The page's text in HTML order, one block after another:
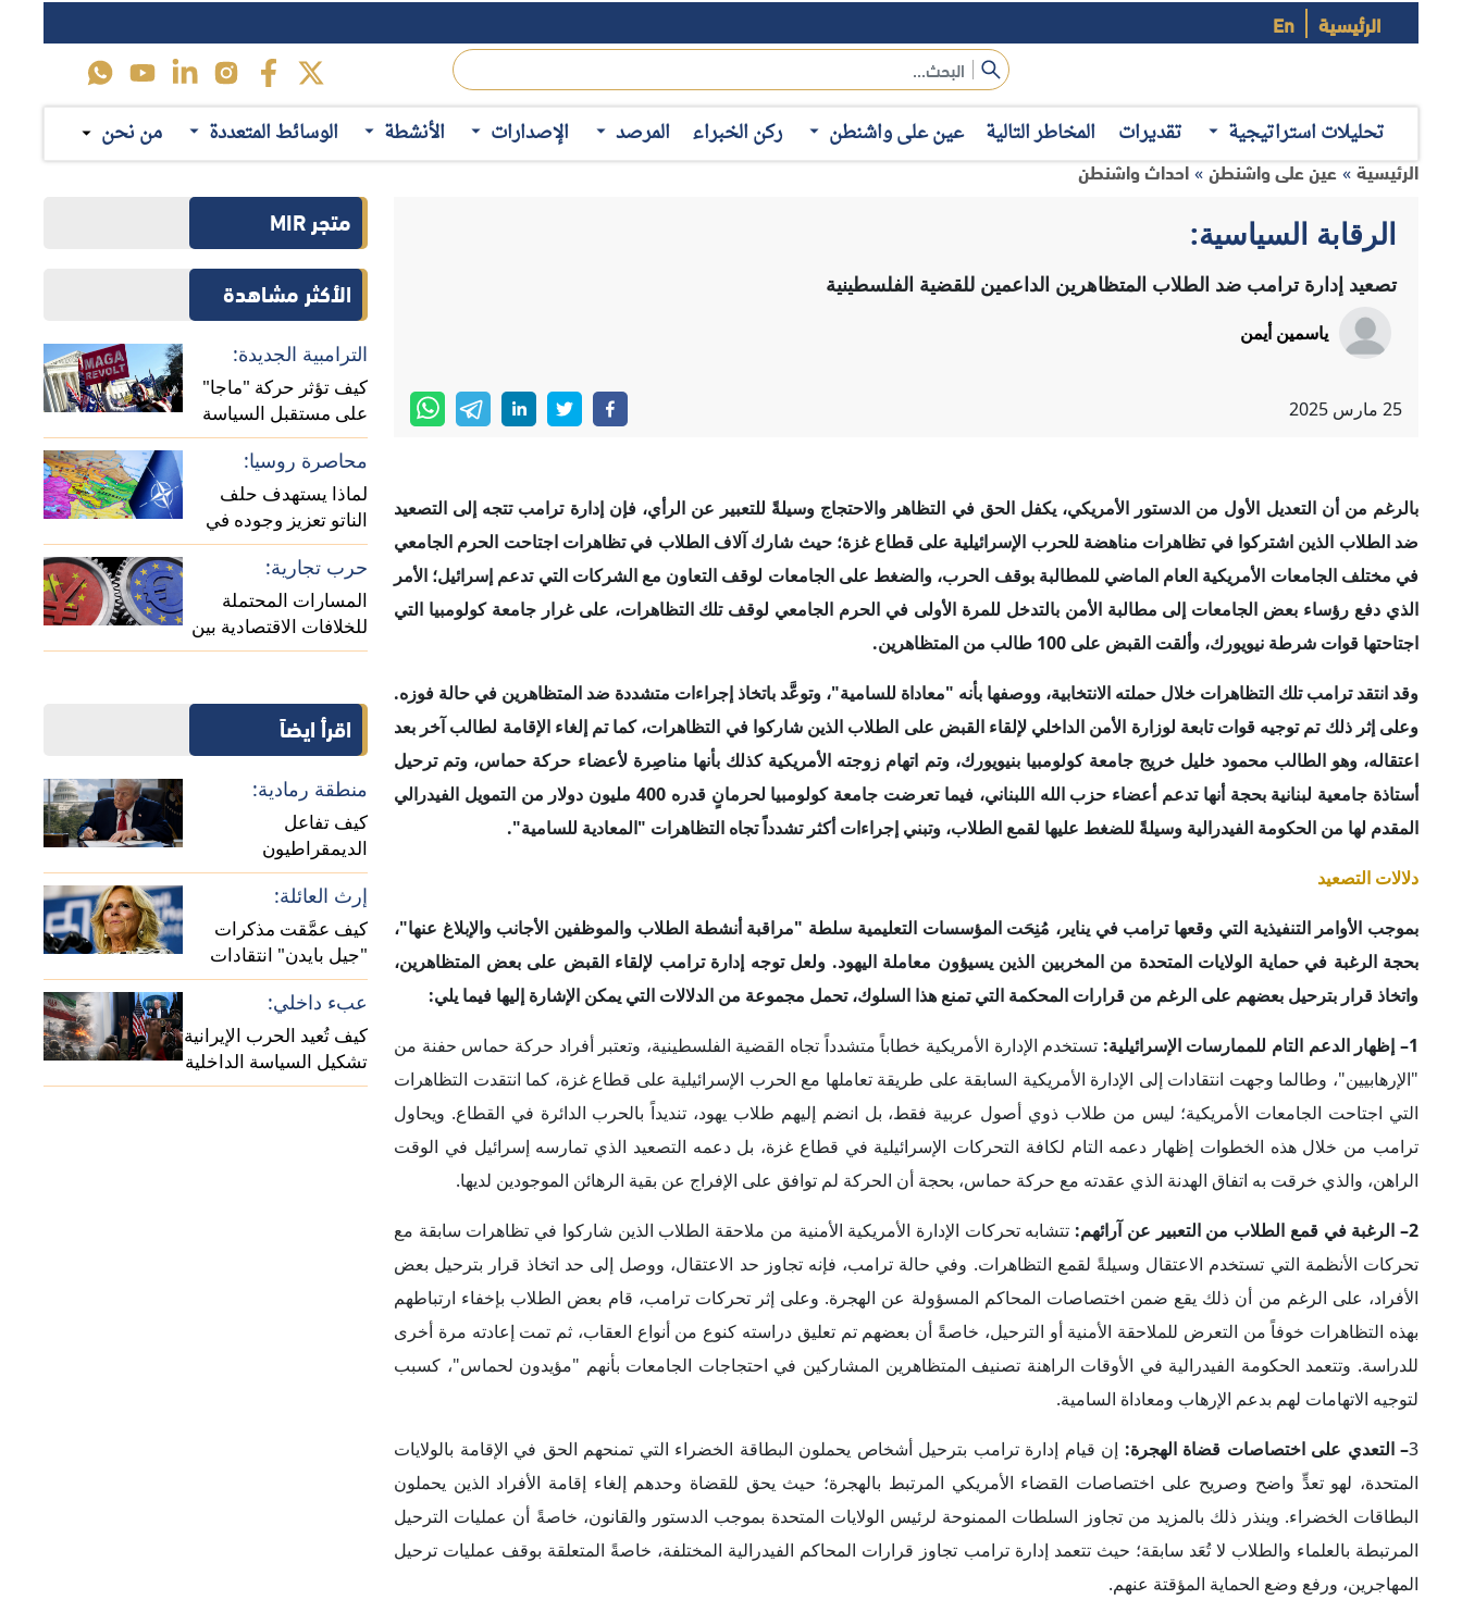
الرئيسية En
تحليلات استراتيجية تقديرات المخاطر التالية عين على واشنطن ركن الخبراء المرصد الإصدارات الأنشطة الوسائط المتعددة من نحن
بالرغم من أن التعديل الأول من الدستور الأمريكي، يكفل الحق في التظاهر والاحتجاج وسيلةً للتعبير عن الرأي، فإن إدارة ترامب تتجه إلى التصعيد
ضد الطلاب الذين اشتركوا في تظاهرات مناهضة للحرب الإسرائيلية على قطاع غزة؛ حيث شارك آلاف الطلاب في تظاهرات اجتاحت الحرم الجامعي
في مختلف الجامعات الأمريكية العام الماضي للمطالبة بوقف الحرب، والضغط على الجامعات لوقف التعاون مع الشركات التي تدعم إسرائيل؛ الأمر
اجتاحتها قوات شرطة نيويورك، وألقت القبض على 100 طالب من المتظاهرين.
وقد انتقد ترامب تلك التظاهرات خلال حملته الانتخابية، ووصفها بأنه "معاداة للسامية"، وتوعَّد باتخاذ إجراءات متشددة ضد المتظاهرين في حالة فوزه.
وعلى إثر ذلك تم توجيه قوات تابعة لوزارة الأمن الداخلي لإلقاء القبض على الطلاب الذين شاركوا في التظاهرات، كما تم إلغاء الإقامة لطالب آخر بعد
اعتقاله، وهو الطالب محمود خليل خريج جامعة كولومبيا بنيويورك، وتم اتهام زوجته الأمريكية كذلك بأنها مناصِرة لأعضاء حركة حماس، وتم ترحيل
دلالات التصعيد
بحجة الرغبة في حماية الولايات المتحدة من المخربين الذين يسيؤون معاملة اليهود. ولعل توجه إدارة ترامب لإلقاء القبض على بعض المتظاهرين،
واتخاذ قرار بترحيل بعضهم على الرغم من قرارات المحكمة التي تمنع هذا السلوك، تحمل مجموعة من الدلالات التي يمكن الإشارة إليها فيما يلي:
1– إظهار الدعم التام للممارسات الإسرائيلية:
تستخدم الإدارة الأمريكية خطاباً متشدداً تجاه القضية الفلسطينية، وتعتبر أفراد حركة حماس حفنة من
"الإرهابيين"، وطالما وجهت انتقادات إلى الإدارة الأمريكية السابقة على طريقة تعاملها مع الحرب الإسرائيلية على قطاع غزة، كما انتقدت التظاهرات
التي اجتاحت الجامعات الأمريكية؛ ليس من طلاب ذوي أصول عربية فقط، بل انضم إليهم طلاب يهود، تنديداً بالحرب الدائرة في القطاع. ويحاول
ترامب من خلال هذه الخطوات إظهار دعمه التام لكافة التحركات الإسرائيلية في قطاع غزة، بل دعمه التصعيد الذي تمارسه إسرائيل في الوقت
الراهن، والذي خرقت به اتفاق الهدنة الذي عقدته مع حركة حماس، بحجة أن الحركة لم توافق على الإفراج عن بقية الرهائن الموجودين لديها.
2– الرغبة في قمع الطلاب من التعبير عن آرائهم:
تتشابه تحركات الإدارة الأمريكية الأمنية من ملاحقة الطلاب الذين شاركوا في تظاهرات سابقة مع
تحركات الأنظمة التي تستخدم الاعتقال وسيلةً لقمع التظاهرات. وفي حالة ترامب، فإنه تجاوز حد الاعتقال، ووصل إلى حد اتخاذ قرار بترحيل بعض
الأفراد، على الرغم من أن ذلك يقع ضمن اختصاصات المحاكم المسؤولة عن الهجرة. وعلى إثر تحركات ترامب، قام بعض الطلاب بإخفاء ارتباطهم
بهذه التظاهرات خوفاً من التعرض للملاحقة الأمنية أو الترحيل، خاصةً أن بعضهم تم تعليق دراسته كنوع من أنواع العقاب، ثم تمت إعادته مرة أخرى
لتوجيه الاتهامات لهم بدعم الإرهاب ومعاداة السامية.
3– التعدي على اختصاصات قضاة الهجرة:إن قيام إدارة ترامب بترحيل أشخاص يحملون البطاقة الخضراء التي تمنحهم الحق في الإقامة بالولايات
البطاقات الخضراء. وينذر ذلك بالمزيد من تجاوز السلطات الممنوحة لرئيس الولايات المتحدة بموجب الدستور والقانون، خاصةً أن عمليات الترحيل
المرتبطة بالعلماء والطلاب لا تُعَد سابقة؛ حيث تتعمد إدارة ترامب تجاوز قرارات المحاكم الفيدرالية المختلفة، خاصةً المتعلقة بوقف عمليات ترحيل
المهاجرين، ورفع وضع الحماية المؤقتة عنهم.
4– فقدان الولايات المتحدة أداة رئيسية من أدوات قوتها الناعمة:
من شأن التضييق الأمني على الطلاب، وعدم إعطائهم المجال لإبداء آرائهم، أن
مساهمةً من خلال ذلك في نشر الثقافة والقيم الأمريكية، وهو أمر قد يحد الطلاب فيما بعد من التقدم للحصول على مِنَح للدراسة في الولايات
المتحدة، خاصةً أن هناك طالبة كانت تدرس في جامعة كولومبيا، وحينما تعرضت للملاحقة الأمنية عبر إلغاء إقامتها الدراسية، فرت إلى كندا، وهو ما
عدَّته وزارة الأمن الداخلي "ترحيلاً ذاتياً" لم تتدخل هي فيه.
5– إقامة المزيد من الدعاوى القضائية على إدارة ترامب:
حققت إدارة ترامب أرقاماً قياسية في عدد الدعاوى القضائية المرفوعة ضدها في مختلف
المحاكم الفيدرالية الأمريكية خلال هذه المدة الوجيزة. ومن شأن توسع عمليات استهداف وترحيل الطلاب من الولايات المتحدة، أن تشجع العديد منهم
قضائية "للطعن في دستورية الأوامر التنفيذية" التي يصدرها الرئيس ترامب.
6– خلط الإدارة الأمريكية بين الدعم الأيديولوجي والمالي:
تدلل خطوات إدارة ترامب على وجود خلط بين الدعم المالي المقدم لجماعة إرهابية والدعم
الأيديولوجي الذي من الصعب إثباته بشكل يقيني؛ حيث إنه قانونياً يجب معاقبة الأشخاص الذين يتقدمون بالدعم المالي، لكن فكرة الدعم الأيديولوجي
أمر غير مفسر قانونياً؛ لأنه في هذه الحالة هناك العديد من الأمريكيين الذين يدعمون جماعات يمينية متطرفة تحمل أفكاراً عنصرية، مثل تفوق العرق
لماذا يستهدف حلف
الناتو تعزيز وجوده في
منطقة القوقاز؟
حرب تجارية:
المسارات المحتملة
للخلافات الاقتصادية بين
الصين وأوروبا
اقرأ ايضاً
كيف تفاعل
الديمقراطيون
والجمهوريون مع مذكرة
التفاهم الأمريكية -
الإيرانية؟
إرث العائلة:
كيف عمَّقت مذكرات
"جيل بايدن" انتقادات
الديمقراطيين؟
عبء داخلي:
كيف تُعيد الحرب الإيرانية
تشكيل السياسة الداخلية
الأمريكية؟